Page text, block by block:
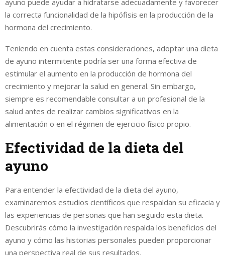
la correcta funcionalidad de la hipófisis en la producción de la
hormona del crecimiento.
Teniendo en cuenta estas consideraciones, adoptar una dieta
de ayuno intermitente podría ser una forma efectiva de
estimular el aumento en la producción de hormona del
crecimiento y mejorar la salud en general. Sin embargo,
siempre es recomendable consultar a un profesional de la
salud antes de realizar cambios significativos en la
alimentación o en el régimen de ejercicio físico propio.
Efectividad de la dieta del
ayuno
Para entender la efectividad de la dieta del ayuno,
examinaremos estudios científicos que respaldan su eficacia y
las experiencias de personas que han seguido esta dieta.
Descubrirás cómo la investigación respalda los beneficios del
ayuno y cómo las historias personales pueden proporcionar
una perspectiva real de sus resultados.